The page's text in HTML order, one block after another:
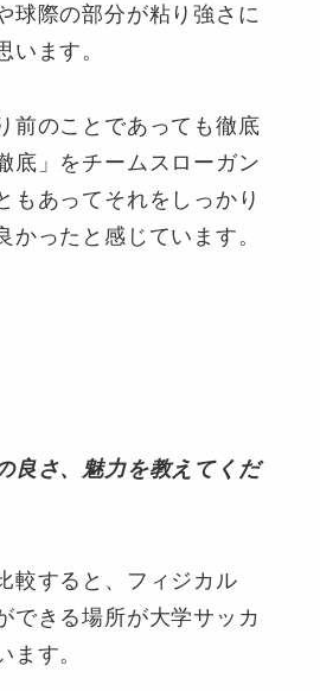
球際の部分が粘り強さに
います。
前のことであっても徹底
底」をチームスローガン
もあってそれをしっかり
かったと感じています。
良さ、魅力を教えてくだ
較すると、フィジカル
できる場所が大学サッカ
ます。